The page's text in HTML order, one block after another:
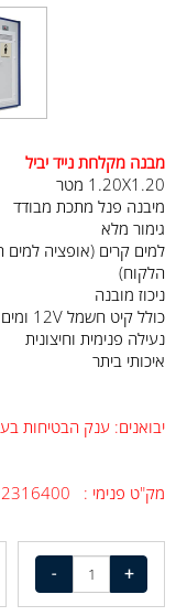
מבנה מקלחת נייד יביל
1.20X1.20 מטר
מיבנה פנל מתכת מבודד
גימור מלא
למים קרים (אופציה
הלקוח)
ניכוז מובנה
כולל קיט חשמל 12V ומים
נעילה פנימית וחיצונית
איכותי ביתר
יבואנים: ענק הבטיחות
מק"ט פנימי : 2316400